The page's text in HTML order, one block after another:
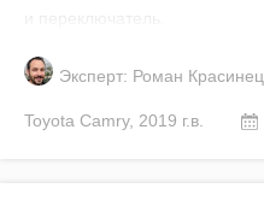
Эксперт: Роман Красинец
Toyota Camry, 2019 г.в.